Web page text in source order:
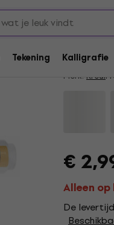
Tekening Kalligrafie
Kreul
5/5 7 x
Merk: Kreul
€
Alleen
De